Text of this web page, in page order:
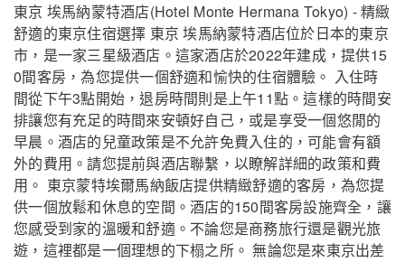
東京 埃馬納蒙特酒店(Hotel Monte Hermana Tokyo) - 精緻
舒適的東京住宿選擇 東京 埃馬納蒙特酒店位於日本的東京
市，是一家三星級酒店。這家酒店於2022年建成，提供15
0間客房，為您提供一個舒適和愉快的住宿體驗。 入住時
間從下午3點開始，退房時間則是上午11點。這樣的時間安
排讓您有充足的時間來安頓好自己，或是享受一個悠閒的
早晨。酒店的兒童政策是不允許免費入住的，可能會有額
外的費用。請您提前與酒店聯繫，以瞭解詳細的政策和費
用。 東京蒙特埃爾馬納飯店提供精緻舒適的客房，為您提
供一個放鬆和休息的空間。酒店的150間客房設施齊全，讓
您感受到家的溫暖和舒適。不論您是商務旅行還是觀光旅
遊，這裡都是一個理想的下榻之所。 無論您是來東京出差